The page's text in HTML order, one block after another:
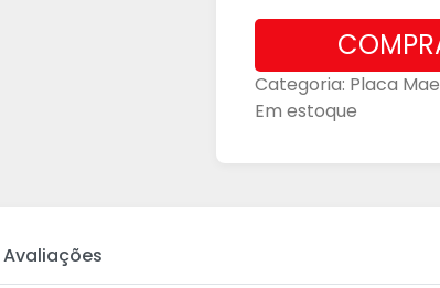
Categoria: Placa Mae
Em estoque
Avaliações